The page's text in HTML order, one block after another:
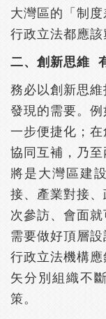
大灣區的「制
行政立法都應該
二、創新思維
務必以創新思
發現的需要。
一步便捷化；
協同互補，乃至
將是大灣區建
接、產業對接
次參訪、會面
需要做好頂層
行政立法機構
矢分別組織不
策。